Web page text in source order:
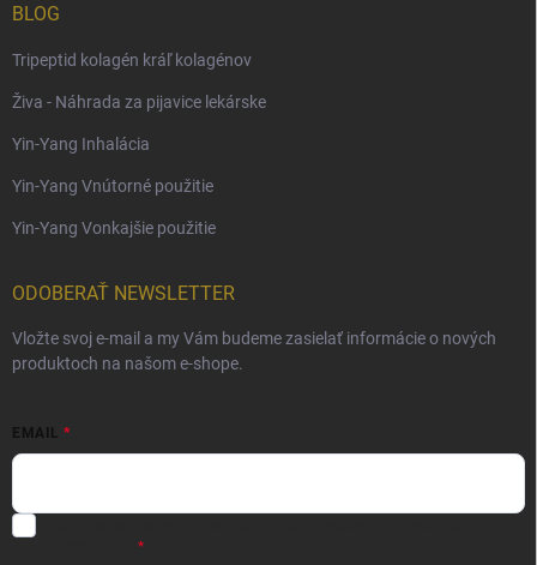
BLOG
Tripeptid kolagén kráľ kolagénov
Živa - Náhrada za pijavice lekárske
Yin-Yang Inhalácia
Yin-Yang Vnútorné použitie
Yin-Yang Vonkajšie použitie
ODOBERAŤ NEWSLETTER
Vložte svoj e-mail a my Vám budeme zasielať informácie o nových
produktoch na našom e-shope.
EMAIL